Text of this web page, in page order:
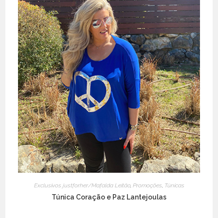
Exclusivos justforher/Mafalda Leitão, Promoções, Túnicas
Túnica Coração e Paz Lantejoulas